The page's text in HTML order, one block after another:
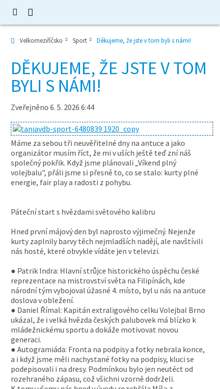
Velkomeziříčsko Sport Děkujeme, že jste v tom byli s námi!
DĚKUJEME, ŽE JSTE V TOM
BYLI S NÁMI!
Zveřejněno 6. 5. 2026 6:44
Máme za sebou tři neuvěřitelné dny na antuce a jako
organizátor musím říct, že mi v uších ještě teď zní náš
společný pokřik. Když jsme plánovali „Víkend plný
volejbalu", přáli jsme si přesně to, co se stalo: kurty plné
energie, fair play a radosti z pohybu.
Páteční start s hvězdami světového kalibru
Hned první májový den byl naprosto výjimečný. Nejenže
kurty zaplnily barvy těch nejmladších nadějí, ale navštívili
nás hosté, které obvykle vídáte jen v televizi.
● Patrik Indra: Hlavní strůjce historického úspěchu české
reprezentace na mistrovství světa na Filipínách, kde
národní tým vybojoval úžasné 4. místo, byl u nás na antuce
doslova v obležení.
● Daniel Římal: Kapitán extraligového celku Volejbal Brno
ukázal, že i velká hvězda českých palubovek má blízko k
mládežnickému sportu a dokáže motivovat novou
generaci.
● Autogramiáda: Fronta na podpisy a fotky nebrala konce,
a i když jsme měli nachystané fotky na podpisy, kluci se
podepisovali i na dresy. Podmínkou bylo jen neutéct od
rozehraného zápasu, což všichni vzorně dodrželi.